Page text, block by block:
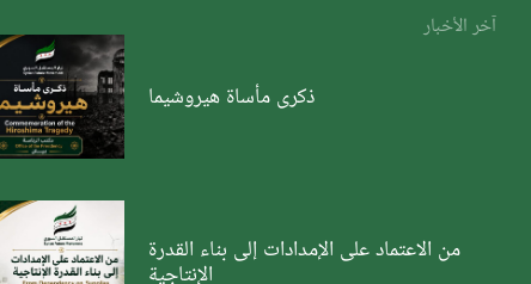
آخر الأخبار
ذكرى مأساة هيروشيما
من الاعتماد على الإمدادات إلى بناء القدرة
الإنتاجية